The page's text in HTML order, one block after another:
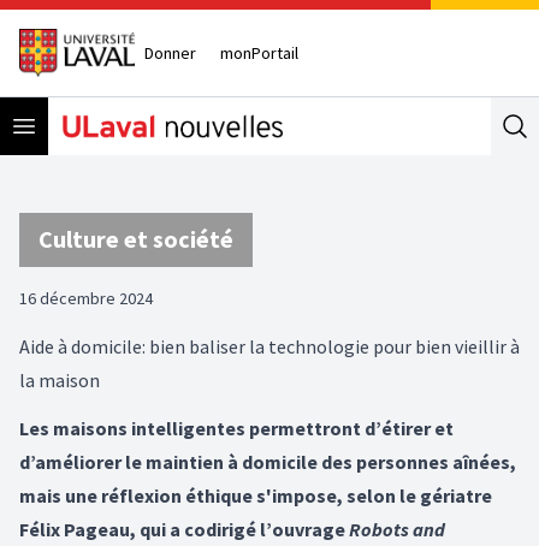
Donner monPortail
Open menu
Culture et société
16 décembre 2024
Aide à domicile: bien baliser la technologie pour bien vieillir à
la maison
Les maisons intelligentes permettront d’étirer et
d’améliorer le maintien à domicile des personnes aînées,
mais une réflexion éthique s'impose, selon le gériatre
Félix Pageau, qui a codirigé l’ouvrageRobots and